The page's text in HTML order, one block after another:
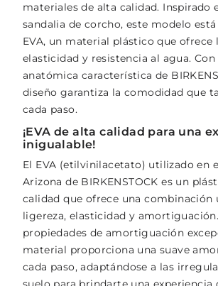
materiales de alta calidad. Inspirado
sandalia de corcho, este modelo
EVA, un material plástico que ofrece
elasticidad y resistencia al agua. Con
anatómica característica de
diseño garantiza la comodidad que
cada paso.
¡EVA de alta calidad para una
inigualable!
El EVA (etilvinilacetato) utilizado en
Arizona de BIRKENSTOCK es un
calidad que ofrece una combinación
ligereza, elasticidad y
propiedades de amortiguación
material proporciona una suave
cada paso, adaptándose a las